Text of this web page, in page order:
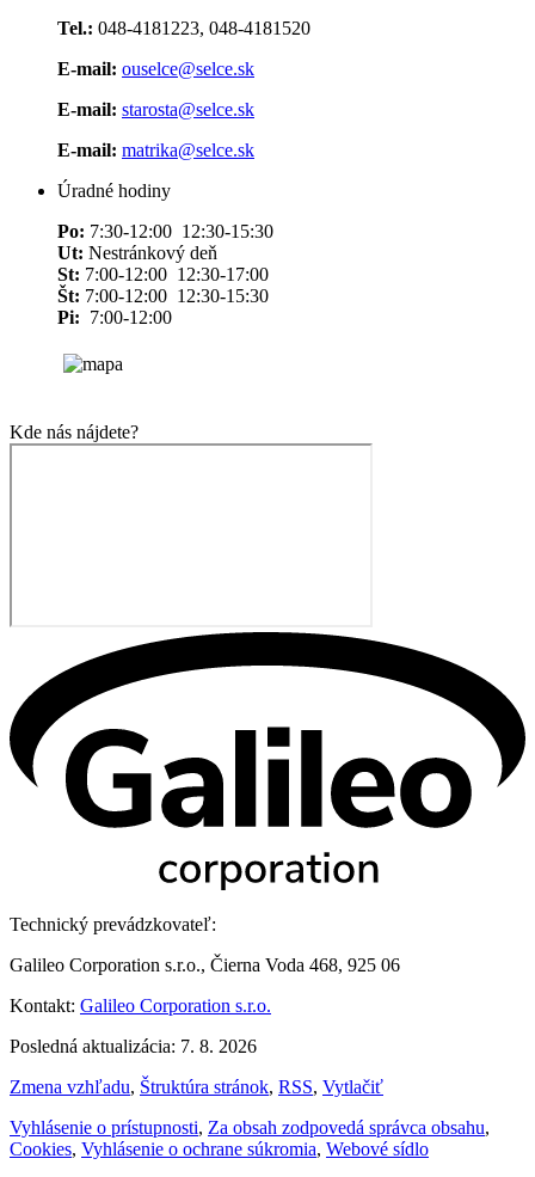
Tel.: 048-4181223, 048-4181520
E-mail: ouselce@selce.sk
E-mail: starosta@selce.sk
E-mail: matrika@selce.sk
Úradné hodiny
Po: 7:30-12:00 12:30-15:30
Ut: Nestránkový deň
St: 7:00-12:00 12:30-17:00
Št: 7:00-12:00 12:30-15:30
Pi: 7:00-12:00
Kde nás nájdete?
Technický prevádzkovateľ:
Galileo Corporation s.r.o., Čierna Voda 468, 925 06
Kontakt: Galileo Corporation s.r.o.
Posledná aktualizácia: 7. 8. 2026
Zmena vzhľadu, Štruktúra stránok, RSS, Vytlačiť
Vyhlásenie o prístupnosti, Za obsah zodpovedá správca obsahu,
Cookies, Vyhlásenie o ochrane súkromia, Webové sídlo